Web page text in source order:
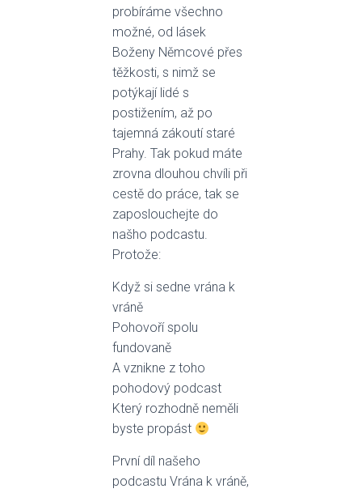
probíráme všechno
možné, od lásek
Boženy Němcové přes
těžkosti, s nimž se
potýkají lidé s
postižením, až po
tajemná zákoutí staré
Prahy. Tak pokud máte
zrovna dlouhou chvíli při
cestě do práce, tak se
zaposlouchejte do
našho podcastu.
Protože:
Když si sedne vrána k
vráně
Pohovoří spolu
fundovaně
A vznikne z toho
pohodový podcast
Který rozhodně neměli
byste propást
První díl našeho
podcastu Vrána k vráně,